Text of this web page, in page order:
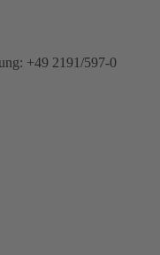
+49 2191/597-0